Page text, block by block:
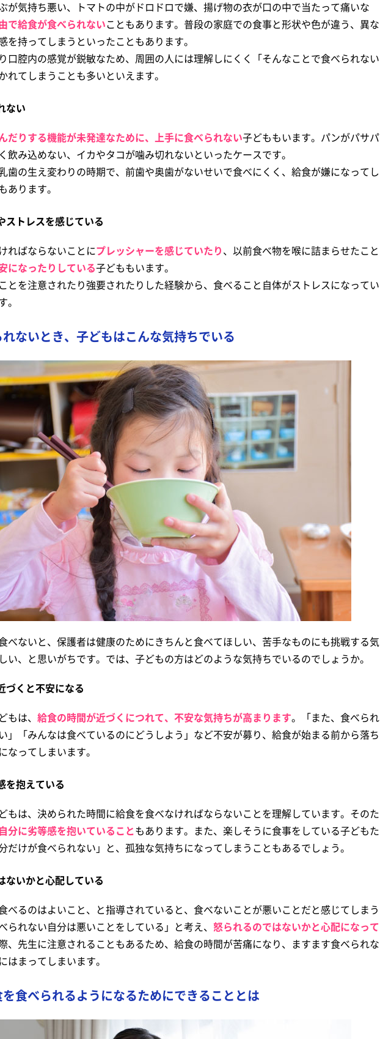
が気持ち悪い、トマトの中がドロドロで嫌、揚げ物の衣が口の中で当たって痛いな
で給食が食べられないこともあります。普段の家庭での食事と形状や色が違う、異な
を持ってしまうといったこともあります。
口腔内の感覚が鋭敏なため、周囲の人には理解しにくく「そんなことで食べられない
れてしまうことも多いといえます。
ない
だりする機能が未発達なために、上手に食べられない子どももいます。パンがパサパ
飲み込めない、イカやタコが噛み切れないといったケースです。
歯の生え変わりの時期で、前歯や奥歯がないせいで食べにくく、給食が嫌になってし
あります。
ストレスを感じている
ればならないことにプレッシャーを感じていたり、以前食べ物を喉に詰まらせたこと
になったりしている子どももいます。
とを注意されたり強要されたりした経験から、食べること自体がストレスになってい
。
ないとき、子どもはこんな気持ちでいる
べないと、保護者は健康のためにきちんと食べてほしい、苦手なものにも挑戦する気
い、と思いがちです。では、子どもの方はどのような気持ちでいるのでしょうか。
づくと不安になる
もは、 給食の時間が近づくにつれて、不安な気持ちが高まります。「また、食べられ
」「みんなは食べているのにどうしよう」など不安が募り、給食が始まる前から落ち
なってしまいます。
を抱えている
もは、決められた時間に給食を食べなければならないことを理解しています。そのた
分に劣等感を抱いていることもあります。また、楽しそうに食事をしている子どもた
だけが食べられない」と、孤独な気持ちになってしまうこともあるでしょう。
ないかと心配している
べるのはよいこと、と指導されていると、食べないことが悪いことだと感じてしまう
られない自分は悪いことをしている」と考え、 怒られるのではないかと心配になって
、先生に注意されることもあるため、給食の時間が苦痛になり、ますます食べられな
はまってしまいます。
食べられるようになるためにできることとは